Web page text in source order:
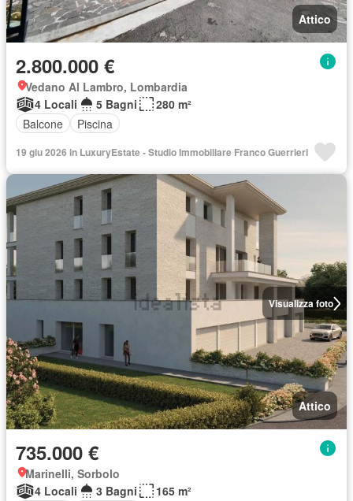
Attico
2.800.000 €
Vedano Al Lambro, Lombardia
4 Locali
5 Bagni
280 m²
Balcone
Piscina
19 giu 2026 in LuxuryEstate - Studio Immobiliare Franco Guerrieri
Visualizza foto
Attico
735.000 €
Marinelli, Sorbolo
4 Locali
3 Bagni
165 m²